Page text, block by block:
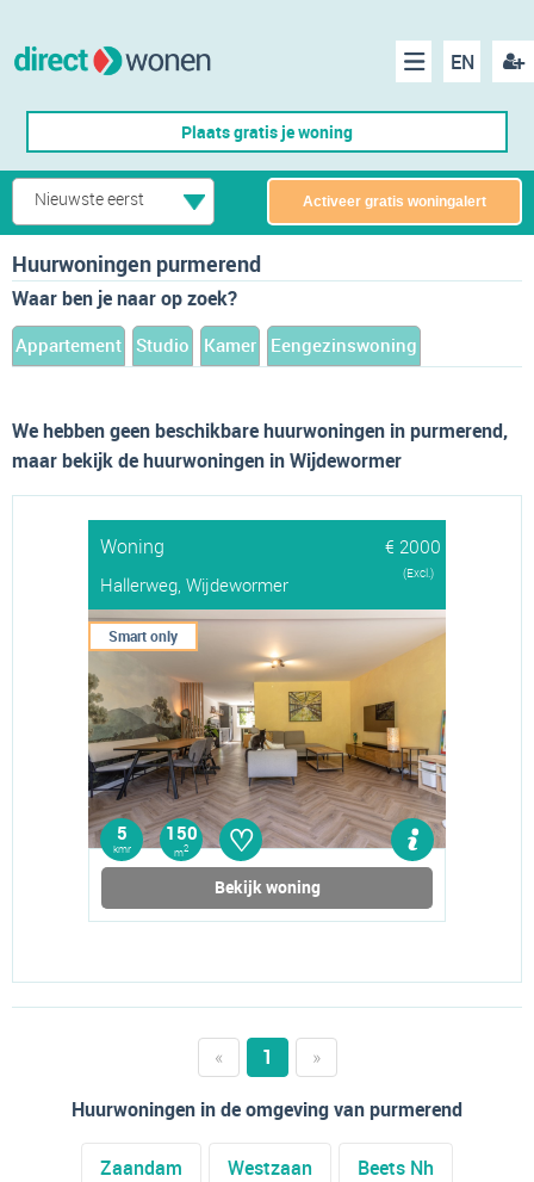
EN
Menu
Plaats gratis je woning
Nieuwste eerst Activeer gratis woningalert
Huurwoningen purmerend
Waar ben je naar op zoek?
Appartement Studio Kamer Eengezinswoning
We hebben geen beschikbare huurwoningen in purmerend,
maar bekijk de huurwoningen in Wijdewormer
Woning
€ 2000
Hallerweg, Wijdewormer
(Excl.)
Smart only
5
kmr
150
m2 ♡
Bekijk woning
« 1
»
Huurwoningen in de omgeving van purmerend
Zaandam Westzaan Beets Nh